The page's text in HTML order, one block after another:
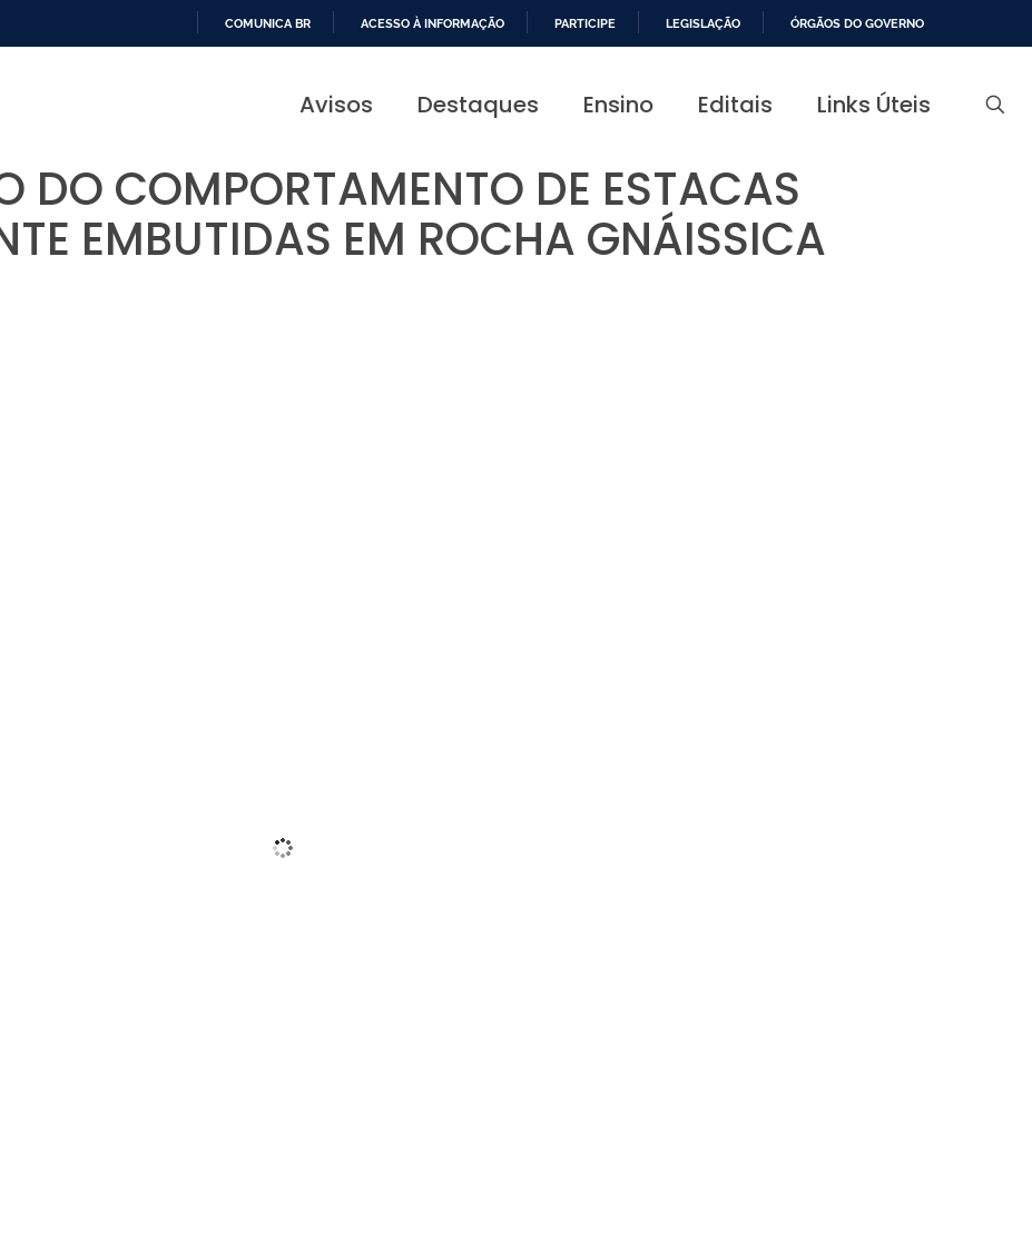
PARA
COMUNICA BR ACESSO À INFORMAÇÃO PARTICIPE LEGISLAÇÃO ÓRGÃOS DO GOVERNO
Avisos Destaques Ensino Editais Links Úteis
DO COMPORTAMENTO DE ESTACAS
EMBUTIDAS EM ROCHA GNÁISSICA